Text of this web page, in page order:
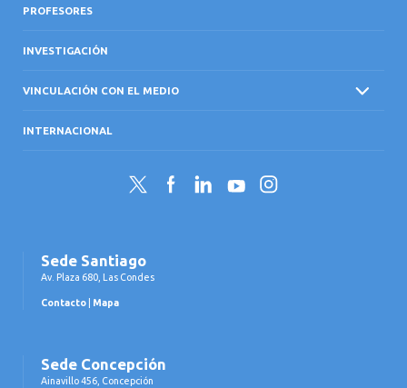
PROFESORES
INVESTIGACIÓN
VINCULACIÓN CON EL MEDIO
INTERNACIONAL
Twitter FacebookLinkedInYouTubeInstagram
Sede Santiago
Av. Plaza 680, Las Condes
Contacto Mapa
Sede Concepción
Ainavillo 456, Concepción